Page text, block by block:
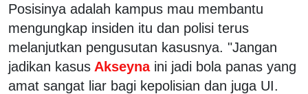
Posisinya adalah kampus mau membantu
mengungkap insiden itu dan polisi terus
melanjutkan pengusutan kasusnya. "Jangan
jadikan kasus Akseyna ini jadi bola panas yang
amat sangat liar bagi kepolisian dan juga UI.